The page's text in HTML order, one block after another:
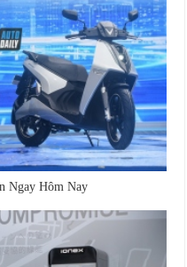
Ngay Hôm Nay